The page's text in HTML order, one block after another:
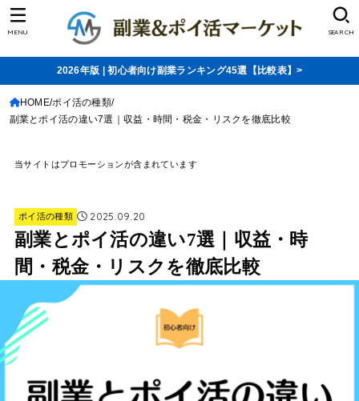
SEARCH
MENU
2026年版 | 初心者向け副業ランキング45選【比較表】>
HOME ポイ活の種類
副業とポイ活の違い7選｜収益・時間・税金・リスクを徹底比較
当サイトはプロモーションが含まれています
ポイ活の種類 2025.09.20
副業とポイ活の違い7選｜収益・時
間・税金・リスクを徹底比較